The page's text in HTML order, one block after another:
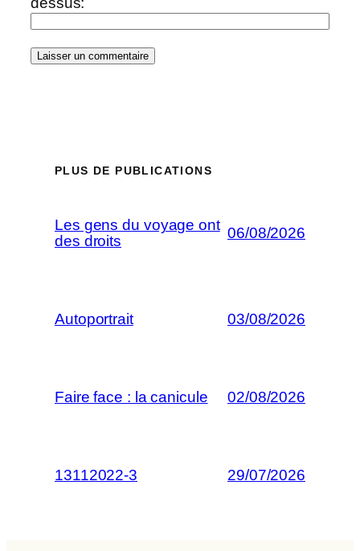
PLUS DE PUBLICATIONS
Les gens du voyage ont
des droits
06/08/2026
Autoportrait 03/08/2026
Faire face : la canicule 02/08/2026
13112022-3 29/07/2026